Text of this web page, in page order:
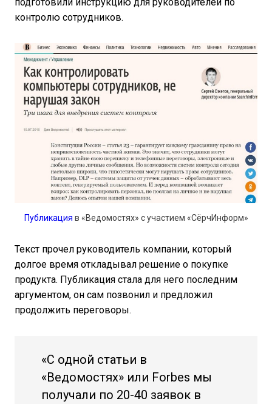
контролю сотрудников.
Публикация в «Ведомостях» с участием «СёрчИнформ»
Текст прочел руководитель компании, который
долгое время откладывал решение о покупке
продукта. Публикация стала для него последним
аргументом, он сам позвонил и предложил
продолжить переговоры.
«С одной статьи в
«Ведомостях» или Forbes мы
получали по 20-40 заявок в